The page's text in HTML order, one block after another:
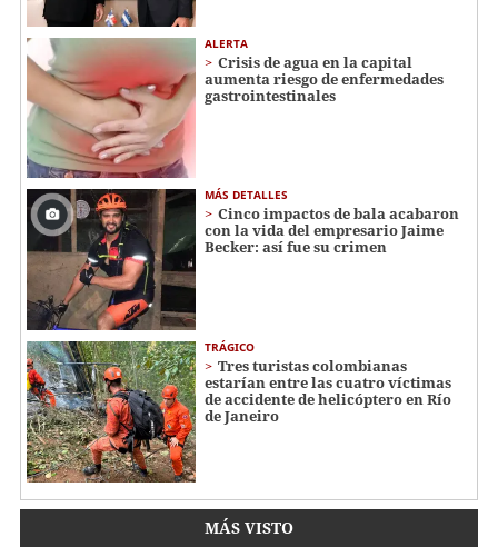
ALERTA
Crisis de agua en la capital
aumenta riesgo de enfermedades
gastrointestinales
MÁS DETALLES
Cinco impactos de bala acabaron
con la vida del empresario Jaime
Becker: así fue su crimen
TRÁGICO
Tres turistas colombianas
estarían entre las cuatro víctimas
de accidente de helicóptero en Río
de Janeiro
MÁS VISTO